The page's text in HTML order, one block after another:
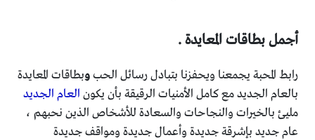
أجمل بطاقات المعايدة .
رابط المحبة يجمعنا ويحفزنا بتبادل رسائل الحبوبطاقات المعايدة
بالعام الجديد مع كامل الأمنيات الرقيقة بأن يكون العام الجديد
مليئ بالخيرات والنجاحات والسعادة للأشخاص الذين نحبهم ،
عام جديد بإشرقة جديدة وأعمال جديدة ومواقف جديدة